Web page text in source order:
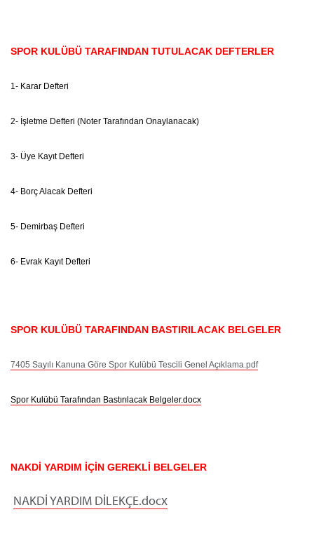
SPOR KULÜBÜ TARAFINDAN TUTULACAK DEFTERLER
1- Karar Defteri
2- İşletme Defteri (Noter Tarafından Onaylanacak)
3- Üye Kayıt Defteri
4- Borç Alacak Defteri
5- Demirbaş Defteri
6- Evrak Kayıt Defteri
SPOR KULÜBÜ TARAFINDAN BASTIRILACAK BELGELER
7405 Sayılı Kanuna Göre Spor Kulübü Tescili Genel Açıklama.pdf
Spor Kulübü Tarafından Bastırılacak Belgeler.docx
NAKDİ YARDIM İÇİN GEREKLİ BELGELER
NAKDİ YARDIM DİLEKÇE.docx